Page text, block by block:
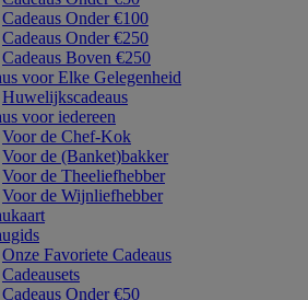
Cadeaus Onder €100
Cadeaus Onder €250
Cadeaus Boven €250
voor Elke Gelegenheid
Huwelijkscadeaus
voor iedereen
Voor de Chef-Kok
Voor de (Banket)bakker
Voor de Theeliefhebber
Voor de Wijnliefhebber
Onze Favoriete Cadeaus
Cadeausets
Cadeaus Onder €50